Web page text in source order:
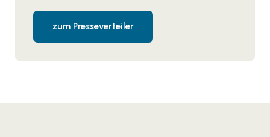
zum Presseverteiler